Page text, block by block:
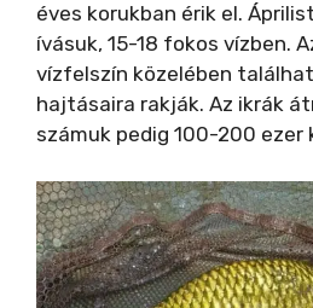
d
e
o
éves korukban érik el.
ívásuk, 15-18 fokos vízben.
vízfelszín közelében
hajtásaira rakják. Az ikrák
számuk pedig 100-200 ezer